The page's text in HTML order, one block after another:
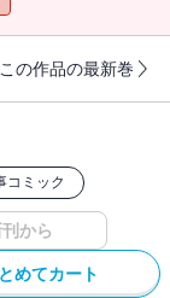
この作品の最新巻
コミック
から
めてカート